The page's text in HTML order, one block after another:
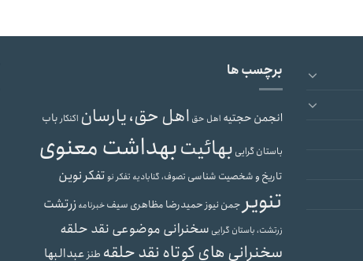
برچسب ها
انجمن حجتیه اهل حق اهل حق، یارسان اکنکارباب
باستان گرایی بهائیتبهداشت معنوی
تاریخ و شخصیت شناسی تصوف، گنابادیه تفکر نوتفکر نوین
تنویرجمن نیوزحمیدرضا مظاهری سیفخبرنامهزرتشت
زرتشت، باستان گرایی سخنرانی موضوعی نقد حلقه
سخنرانی های کوتاه نقد حلقه طنزعبدالبها